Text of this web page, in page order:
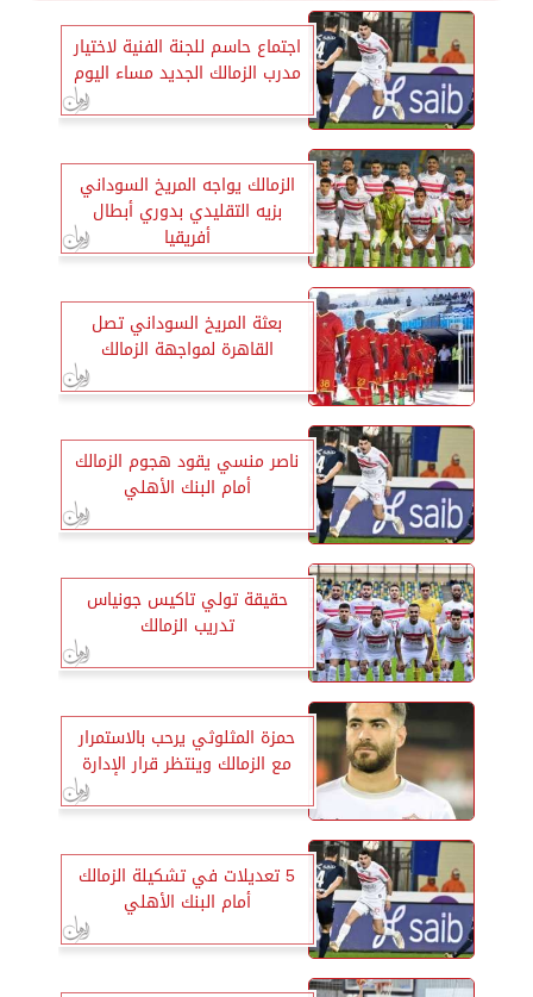
اجتماع حاسم للجنة الفنية لاختيار
مدرب الزمالك الجديد مساء اليوم
الزمالك يواجه المريخ السوداني
بزيه التقليدي بدوري أبطال
أفريقيا
بعثة المريخ السوداني تصل
القاهرة لمواجهة الزمالك
ناصر منسي يقود هجوم الزمالك
أمام البنك الأهلي
حقيقة تولي تاكيس جونياس
تدريب الزمالك
حمزة المثلوثي يرحب بالاستمرار
مع الزمالك وينتظر قرار الإدارة
5 تعديلات في تشكيلة الزمالك
أمام البنك الأهلي